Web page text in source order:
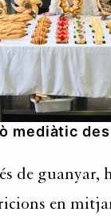
mediàtic
de
en